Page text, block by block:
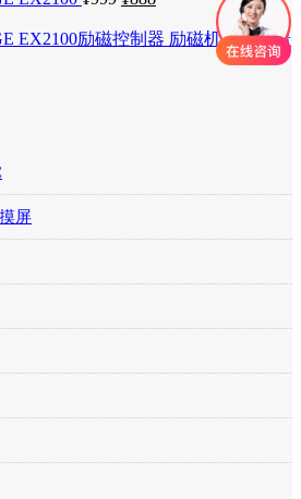
EX2100励磁控制器 励磁机直流反馈
屏